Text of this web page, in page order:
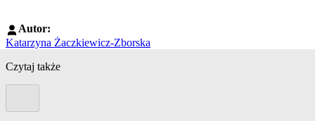
Autor:
Katarzyna Żaczkiewicz-Zborska
Czytaj także